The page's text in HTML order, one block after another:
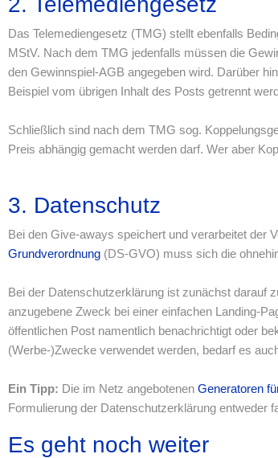
Das Telemediengesetz (TMG) stellt ebenfalls
MStV. Nach dem TMG jedenfalls müssen die
den Gewinnspiel-AGB angegeben wird. Darüber
Beispiel vom übrigen Inhalt des Posts getrennt
Schließlich sind nach dem TMG sog.
Preis abhängig gemacht werden darf. Wer aber
3. Datenschutz
Bei den Give-aways speichert und verarbeitet der
Grundverordnung (DS-GVO) muss sich die
Bei der Datenschutzerklärung ist zunächst darauf
anzugebene Zweck bei einer einfachen Landing-
öffentlichen Post namentlich benachrichtigt oder
(Werbe-)Zwecke verwendet werden, bedarf es
Ein Tipp: Die im Netz angebotenen Generatoren
Formulierung der Datenschutzerklärung entweder
Es geht noch weiter